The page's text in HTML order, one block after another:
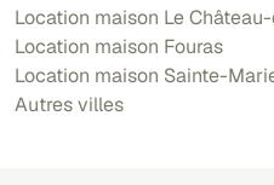
Location maison Le
Location maison Fouras
Location maison Sainte-
Autres villes